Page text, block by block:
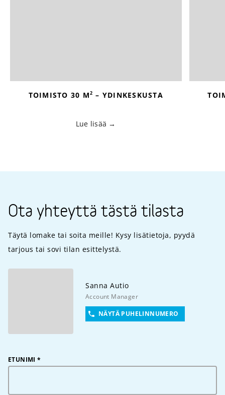
TOIMISTO 30 M2 – YDINKESKUSTA
Lue lisää
Ota yhteyttä tästä tilasta
Täytä lomake tai soita meille! Kysy lisätietoja, pyydä
tarjous tai sovi tilan esittelystä.
Sanna Autio
Account Manager
NÄYTÄ PUHELINNUMERO
ETUNIMI *